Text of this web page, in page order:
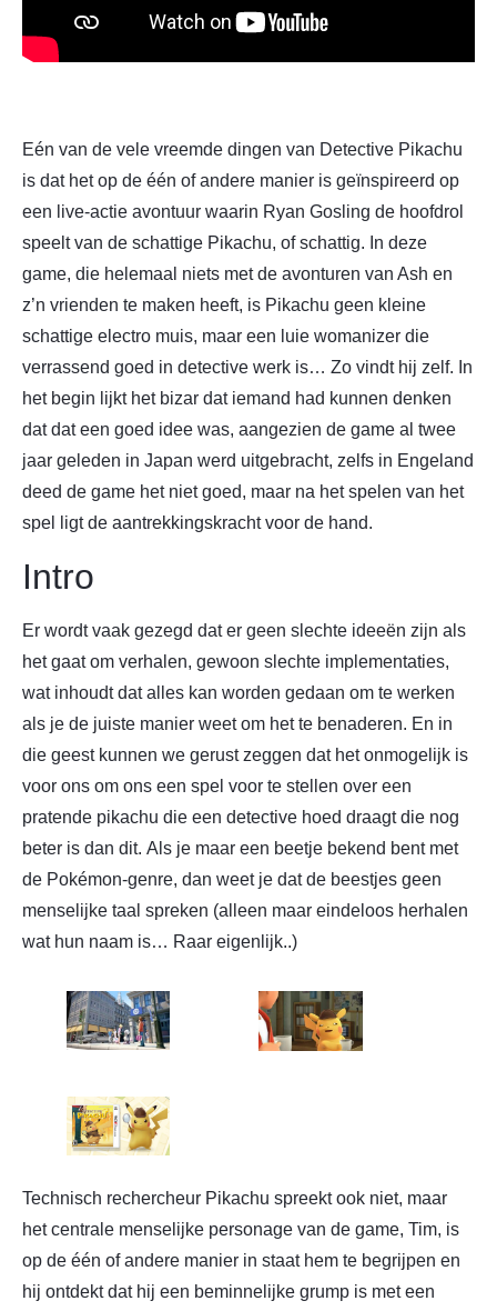
Eén van de vele vreemde dingen van Detective Pikachu
is dat het op de één of andere manier is geïnspireerd op
een live-actie avontuur waarin Ryan Gosling de hoofdrol
speelt van de schattige Pikachu, of schattig. In deze
game, die helemaal niets met de avonturen van Ash en
z’n vrienden te maken heeft, is Pikachu geen kleine
schattige electro muis, maar een luie womanizer die
verrassend goed in detective werk is… Zo vindt hij zelf. In
het begin lijkt het bizar dat iemand had kunnen denken
dat dat een goed idee was, aangezien de game al twee
jaar geleden in Japan werd uitgebracht, zelfs in Engeland
deed de game het niet goed, maar na het spelen van het
spel ligt de aantrekkingskracht voor de hand.
Intro
Er wordt vaak gezegd dat er geen slechte ideeën zijn als
het gaat om verhalen, gewoon slechte implementaties,
wat inhoudt dat alles kan worden gedaan om te werken
als je de juiste manier weet om het te benaderen. En in
die geest kunnen we gerust zeggen dat het onmogelijk is
voor ons om ons een spel voor te stellen over een
pratende pikachu die een detective hoed draagt ​​die nog
beter is dan dit. Als je maar een beetje bekend bent met
de Pokémon-genre, dan weet je dat de beestjes geen
menselijke taal spreken (alleen maar eindeloos herhalen
wat hun naam is… Raar eigenlijk..)
Technisch rechercheur Pikachu spreekt ook niet, maar
het centrale menselijke personage van de game, Tim, is
op de één of andere manier in staat hem te begrijpen en
hij ontdekt dat hij een beminnelijke grump is met een